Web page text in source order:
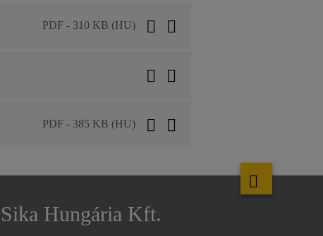
PDF - 310 KB (HU)
PDF - 385 KB (HU)
Sika Hungária Kft.